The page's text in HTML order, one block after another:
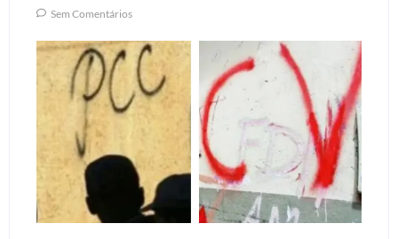
Sem Comentários